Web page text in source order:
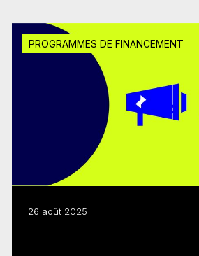
PROGRAMMES DE FINANCEMENT
26 août 2025